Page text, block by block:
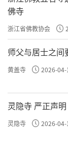
佛寺
浙江省佛教协会
师父与居士之间
黄盖寺 2026-04-
灵隐寺 严正声明
灵隐寺 2026-04-